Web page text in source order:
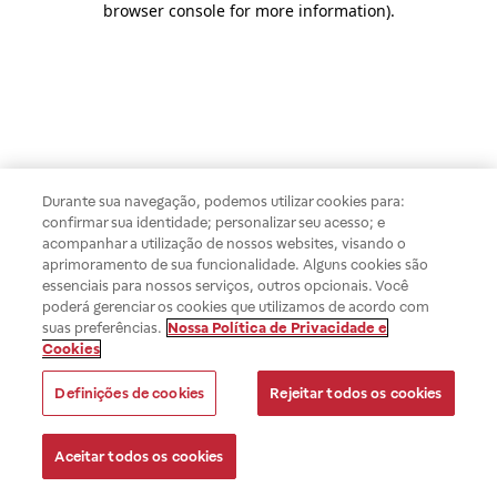
browser console for more information).
Durante sua navegação, podemos utilizar cookies para:
confirmar sua identidade; personalizar seu acesso; e
acompanhar a utilização de nossos websites, visando o
aprimoramento de sua funcionalidade. Alguns cookies são
essenciais para nossos serviços, outros opcionais. Você
poderá gerenciar os cookies que utilizamos de acordo com
suas preferências. Nossa Política de Privacidade e
Cookies
Definições de cookies Rejeitar todos os cookies
Aceitar todos os cookies